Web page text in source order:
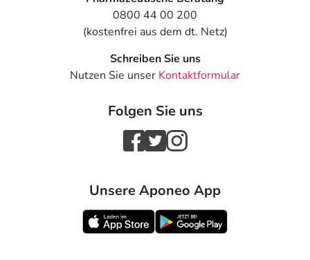
0800 44 00 200
(kostenfrei aus dem dt. Netz)
Schreiben Sie uns
Nutzen Sie unser Kontaktformular
Folgen Sie uns
Unsere Aponeo App